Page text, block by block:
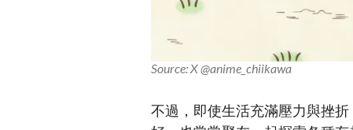
Source: X @anime_chiikawa
不過，即使生活充滿壓力與挫